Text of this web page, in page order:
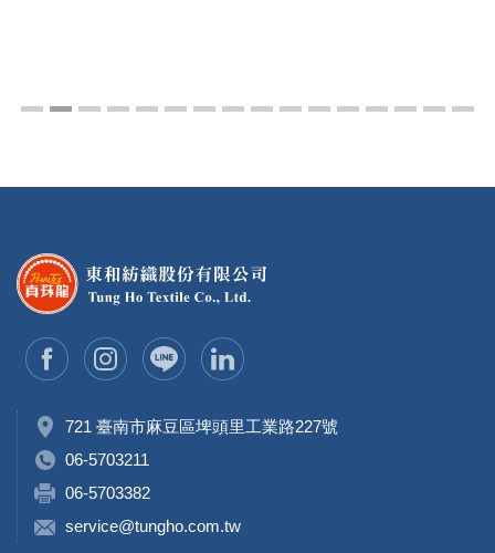
721 臺南市麻豆區埤頭里工業路227號
06-5703211
06-5703382
service@tungho.com.tw